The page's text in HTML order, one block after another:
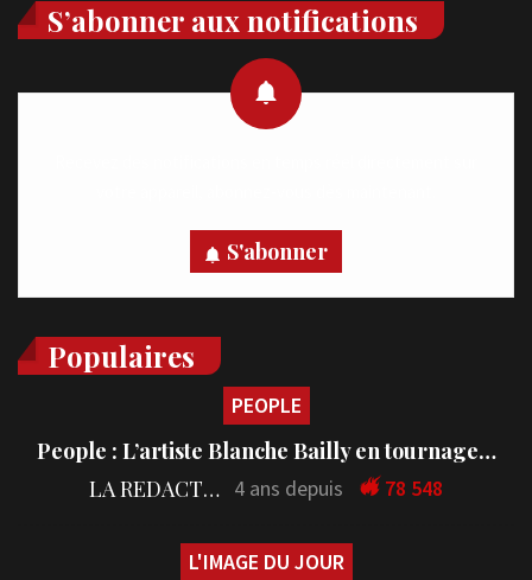
S’abonner aux notifications
S'abonner
Populaires
PEOPLE
People : L’artiste Blanche Bailly en tournage…
LA REDACTION 4 ans depuis 78 548
L'IMAGE DU JOUR